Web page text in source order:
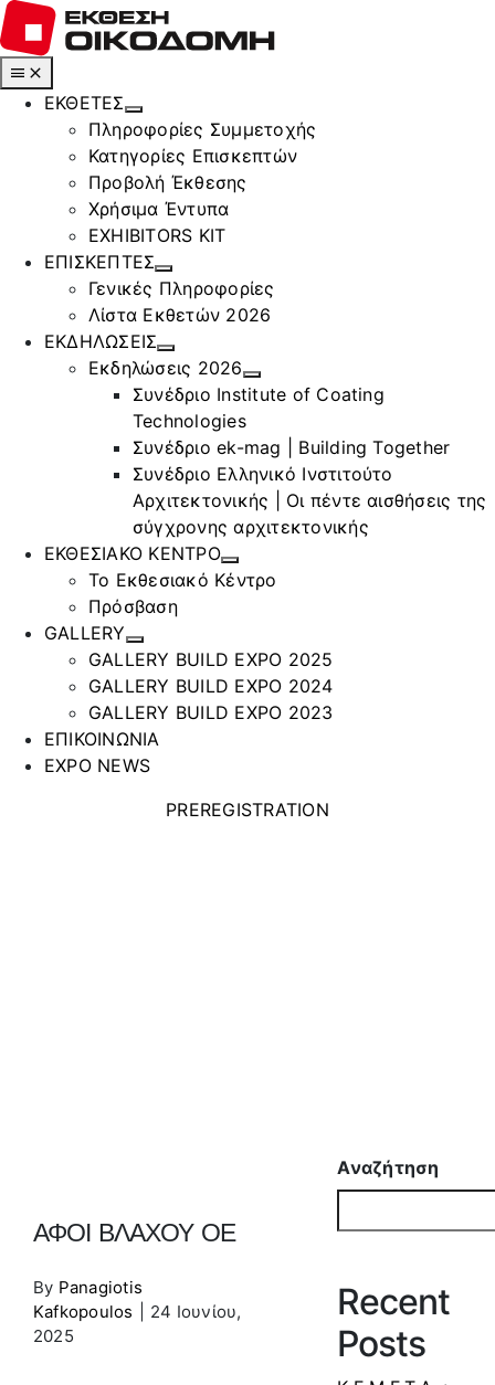
Μετάβαση
στο
περιεχόμενο
Toggle
Navigation
ΕΚΘΕΤΕΣ
Πληροφορίες Συμμετοχής
Κατηγορίες Επισκεπτών
Προβολή Έκθεσης
Χρήσιμα Έντυπα
EXHIBITORS KIT
ΕΠΙΣΚΕΠΤΕΣ
Γενικές Πληροφορίες
Λίστα Εκθετών 2026
ΕΚΔΗΛΩΣΕΙΣ
Εκδηλώσεις 2026
Συνέδριο Institute of Coating
Technologies
Συνέδριο ek-mag | Building Together
Συνέδριο Ελληνικό Ινστιτούτο
Αρχιτεκτονικής | Οι πέντε αισθήσεις της
σύγχρονης αρχιτεκτονικής
ΕΚΘΕΣΙΑΚΟ ΚΕΝΤΡΟ
Το Εκθεσιακό Κέντρο
Πρόσβαση
GALLERY
GALLERY BUILD EXPO 2025
GALLERY BUILD EXPO 2024
GALLERY BUILD EXPO 2023
ΕΠΙΚΟΙΝΩΝΙΑ
EXPO NEWS
PREREGISTRATION
ΑΦΟΙ ΒΛΑΧΟΥ ΟΕ
By Panagiotis
Kafkopoulos
24 Ιουνίου,
2025
Αναζήτηση
Recent
Posts